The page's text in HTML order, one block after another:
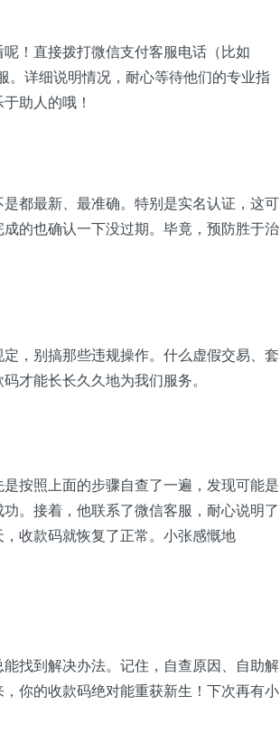
！直接拨打微信支付客服电话（比如
。详细说明情况，耐心等待他们的专业指
助人的哦！
都最新、最准确。特别是实名认证，这可
的也确认一下没过期。毕竟，预防胜于治
，别搞那些违规操作。什么虚假交易、套
才能长长久久地为我们服务。
按照上面的步骤自查了一遍，发现可能是
。接着，他联系了微信客服，耐心说明了
收款码就恢复了正常。小张感慨地
找到解决办法。记住，自查原因、自助解
你的收款码绝对能重获新生！下次再有小